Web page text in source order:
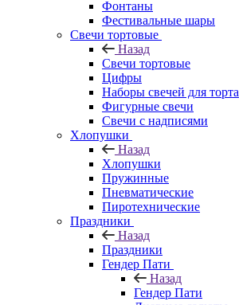
Фонтаны
Фестивальные шары
Свечи тортовые
Назад
Свечи тортовые
Цифры
Наборы свечей для торта
Фигурные свечи
Свечи с надписями
Хлопушки
Назад
Хлопушки
Пружинные
Пневматические
Пиротехнические
Праздники
Назад
Праздники
Гендер Пати
Назад
Гендер Пати